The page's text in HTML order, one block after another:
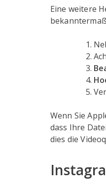
Eine weitere
Wenn Sie
dass Ihre
dies die